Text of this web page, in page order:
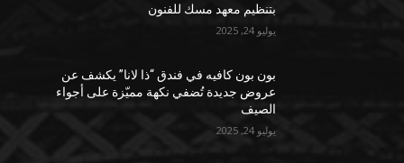
بتنظيم معهد مسك للفنون
يوليو 24, 2025
بون بون كافيه في فندق “ذا لانا” يكشف عن
عروض جديدة تُضفي نكهة مميّزة على أجواء
الصيف
يوليو 24, 2025